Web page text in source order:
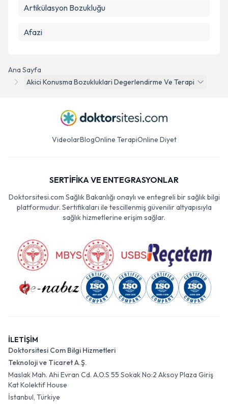
Ana Sayfa
Akici Konusma Bozukluklari Degerlendirme Ve Terapi
Artikülasyon Bozukluğu
Afazi
VideolarBlogOnline TerapiOnline Diyet
SERTİFİKA VE ENTEGRASYONLAR
Doktorsitesi.com Sağlık Bakanlığı onaylı ve entegreli bir sağlık bilgi
platformudur. Sertifikaları ile tescillenmiş güvenilir altyapısıyla
sağlık hizmetlerine erişim sağlar.
İLETİŞİM
Doktorsitesi Com Bilgi Hizmetleri
Teknoloji ve Ticaret A.Ş.
Maslak Mah. Ahi Evran Cd. A.O.S 55 Sokak No:2 Aksoy Plaza Giriş
Kat Kolektif House
İstanbul, Türkiye